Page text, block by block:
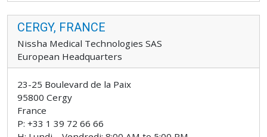
CERGY, FRANCE
Nissha Medical Technologies SAS
European Headquarters
23-25 Boulevard de la Paix
95800 Cergy
France
P: +33 1 39 72 66 66